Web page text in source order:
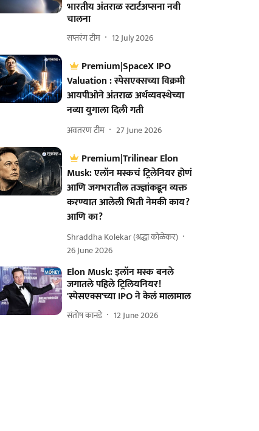
भारतीय अंतराळ स्टार्टअप्सना नवी
चालना
सप्तरंग टीम 12 July 2026
Premium|SpaceX IPO
Valuation : स्पेसएक्सच्या विक्रमी
आयपीओने अंतराळ अर्थव्यवस्थेच्या
नव्या युगाला दिली गती
अवतरण टीम 27 June 2026
Premium|Trilinear Elon
Musk: एलॉन मस्कचं ट्रिलेनियर होणं
आणि जगभरातील तज्ज्ञांकडून व्यक्त
करण्यात आलेली भिती नेमकी काय?
आणि का?
Shraddha Kolekar (श्रद्धा कोळेकर)
26 June 2026
Elon Musk: इलॉन मस्क बनले
जगातले पहिले ट्रिलियनियर!
'स्पेसएक्स'च्या IPO ने केलं मालामाल
संतोष कानडे 12 June 2026